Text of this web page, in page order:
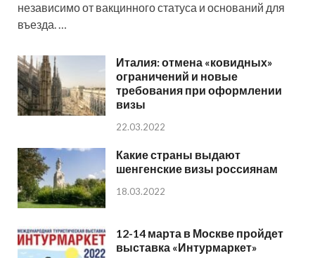
независимо от вакцинного статуса и оснований для
въезда. …
Италия: отмена «ковидных»
ограничений и новые
требования при оформлении
визы
22.03.2022
Какие страны выдают
шенгенские визы россиянам
18.03.2022
12-14 марта в Москве пройдет
выставка «Интурмаркет»